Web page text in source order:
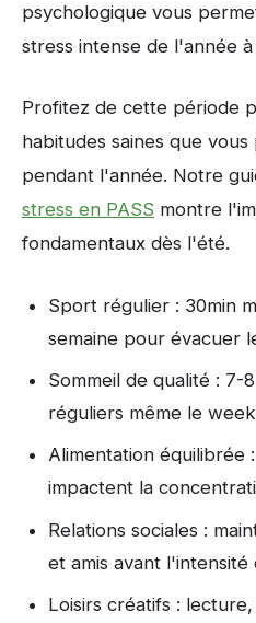
psychologique vous
stress intense de l'année à
Profitez de cette période
habitudes saines que
pendant l'année. Notre
stress en PASS montre
fondamentaux dès l'été.
Sport régulier : 30min
semaine pour évacuer
Sommeil de qualité : 7-
réguliers même le
Alimentation équilibrée
impactent la
Relations sociales :
et amis avant l'intensité
Loisirs créatifs :